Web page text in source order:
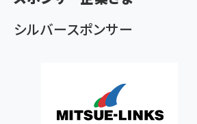
シルバースポンサー